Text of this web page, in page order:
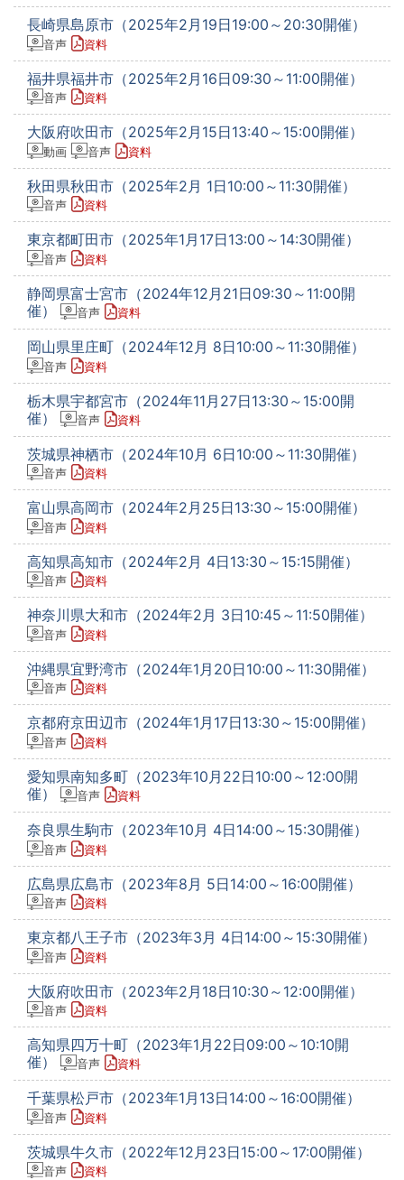
長崎県島原市（2025年2月19日19:00～20:30開催）
音声 資料
福井県福井市（2025年2月16日09:30～11:00開催）
音声 資料
大阪府吹田市（2025年2月15日13:40～15:00開催）
動画 音声 資料
秋田県秋田市（2025年2月 1日10:00～11:30開催）
音声 資料
東京都町田市（2025年1月17日13:00～14:30開催）
音声 資料
静岡県富士宮市（2024年12月21日09:30～11:00開
催）
音声 資料
岡山県里庄町（2024年12月 8日10:00～11:30開催）
音声 資料
栃木県宇都宮市（2024年11月27日13:30～15:00開
催）
音声 資料
茨城県神栖市（2024年10月 6日10:00～11:30開催）
音声 資料
富山県高岡市（2024年2月25日13:30～15:00開催）
音声 資料
高知県高知市（2024年2月 4日13:30～15:15開催）
音声 資料
神奈川県大和市（2024年2月 3日10:45～11:50開催）
音声 資料
沖縄県宜野湾市（2024年1月20日10:00～11:30開催）
音声 資料
京都府京田辺市（2024年1月17日13:30～15:00開催）
音声 資料
愛知県南知多町（2023年10月22日10:00～12:00開
催）
音声 資料
奈良県生駒市（2023年10月 4日14:00～15:30開催）
音声 資料
広島県広島市（2023年8月 5日14:00～16:00開催）
音声 資料
東京都八王子市（2023年3月 4日14:00～15:30開催）
音声 資料
大阪府吹田市（2023年2月18日10:30～12:00開催）
音声 資料
高知県四万十町（2023年1月22日09:00～10:10開
催）
音声 資料
千葉県松戸市（2023年1月13日14:00～16:00開催）
音声 資料
茨城県牛久市（2022年12月23日15:00～17:00開催）
音声 資料